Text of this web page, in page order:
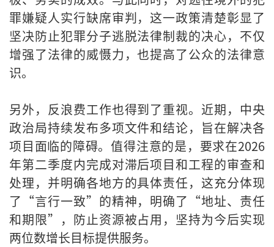
罪嫌疑人实行缺席审判，这一政策清楚彰显了
坚决防止犯罪分子逃脱法律制裁的决心，不仅
增强了法律的威慑力，也提高了公众的法律意
识。
另外，反浪费工作也得到了重视。近期，中央
政治局持续发布多项文件和结论，旨在解决各
项目面临的障碍。值得注意的是，要求在2026
年第二季度内完成对滞后项目和工程的审查和
处理，并明确各地方的具体责任，这充分体现
了“言行一致”的精神，明确了“地址、责任
和期限”，防止资源被占用，坚持为今后实现
两位数增长目标提供服务。